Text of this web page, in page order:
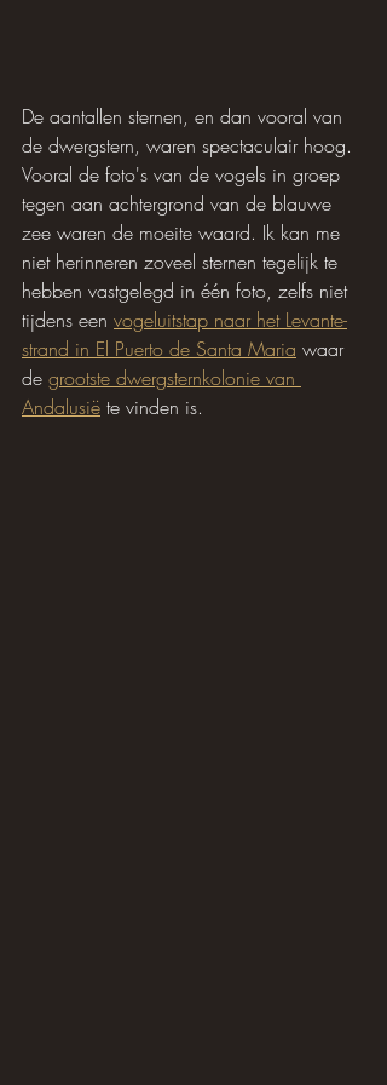
De aantallen sternen, en dan vooral van
de dwergstern, waren spectaculair hoog.
Vooral de foto's van de vogels in groep
tegen aan achtergrond van de blauwe
zee waren de moeite waard. Ik kan me
niet herinneren zoveel sternen tegelijk te
hebben vastgelegd in één foto, zelfs niet
tijdens een vogeluitstap naar het Levante-
strand in El Puerto de Santa Maria waar
de grootste dwergsternkolonie van
Andalusië te vinden is.